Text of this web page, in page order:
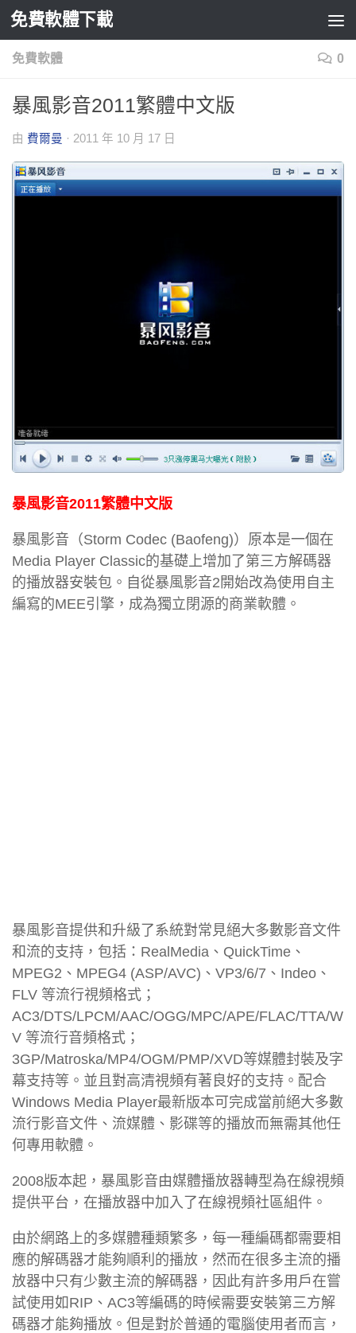
Skip to content
免費軟體下載
免費軟體 0
暴風影音2011繁體中文版
由 費爾曼 · 2011 年 10 月 17 日
暴風影音2011繁體中文版
暴風影音（Storm Codec (Baofeng)）原本是一個在
Media Player Classic的基礎上增加了第三方解碼器
的播放器安裝包。自從暴風影音2開始改為使用自主
編寫的MEE引擎，成為獨立閉源的商業軟體。
暴風影音提供和升級了系統對常見絕大多數影音文件
和流的支持，包括：RealMedia、QuickTime、
MPEG2、MPEG4 (ASP/AVC)、VP3/6/7、Indeo、
FLV 等流行視頻格式；
AC3/DTS/LPCM/AAC/OGG/MPC/APE/FLAC/TTA/W
V 等流行音頻格式；
3GP/Matroska/MP4/OGM/PMP/XVD等媒體封裝及字
幕支持等。並且對高清視頻有著良好的支持。配合
Windows Media Player最新版本可完成當前絕大多數
流行影音文件、流媒體、影碟等的播放而無需其他任
何專用軟體。
2008版本起，暴風影音由媒體播放器轉型為在線視頻
提供平台，在播放器中加入了在線視頻社區組件。
由於網路上的多媒體種類繁多，每一種編碼都需要相
應的解碼器才能夠順利的播放，然而在很多主流的播
放器中只有少數主流的解碼器，因此有許多用戶在嘗
試使用如RIP、AC3等編碼的時候需要安裝第三方解
碼器才能夠播放。但是對於普通的電腦使用者而言，